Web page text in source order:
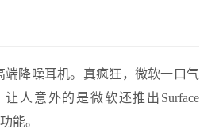
端降噪耳机。真疯狂，微软一口气
让人意外的是微软还推出Surface
能。